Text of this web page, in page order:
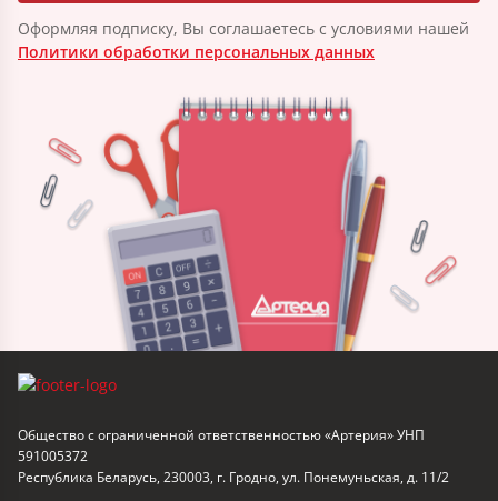
Оформляя подписку, Вы соглашаетесь с условиями нашей
Политики обработки персональных данных
Общество с ограниченной ответственностью «Артерия» УНП
591005372
Республика Беларусь, 230003, г. Гродно, ул. Понемуньская, д. 11/2